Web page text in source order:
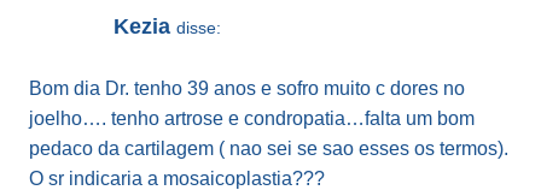
Kezia disse:
Bom dia Dr. tenho 39 anos e sofro muito c dores no
joelho…. tenho artrose e condropatia…falta um bom
pedaco da cartilagem ( nao sei se sao esses os termos).
O sr indicaria a mosaicoplastia???